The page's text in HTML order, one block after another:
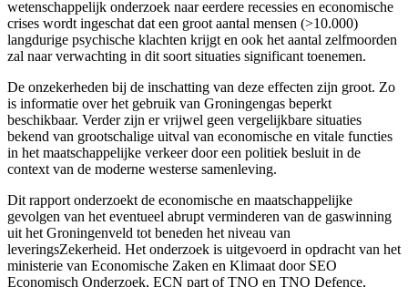
wetenschappelijk onderzoek naar eerdere recessies en economische
crises wordt ingeschat dat een groot aantal mensen (>10.000)
langdurige psychische klachten krijgt en ook het aantal zelfmoorden
zal naar verwachting in dit soort situaties significant toenemen.
De onzekerheden bij de inschatting van deze effecten zijn groot. Zo
is informatie over het gebruik van Groningengas beperkt
beschikbaar. Verder zijn er vrijwel geen vergelijkbare situaties
bekend van grootschalige uitval van economische en vitale functies
in het maatschappelijke verkeer door een politiek besluit in de
context van de moderne westerse samenleving.
Dit rapport onderzoekt de economische en maatschappelijke
gevolgen van het eventueel abrupt verminderen van de gaswinning
uit het Groningenveld tot beneden het niveau van
leveringsZekerheid. Het onderzoek is uitgevoerd in opdracht van het
ministerie van Economische Zaken en Klimaat door SEO
Economisch Onderzoek, ECN part of TNO en TNO Defence,